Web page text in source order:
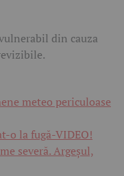
din cauza
meteo periculoase
o la fugă-VIDEO!
severă. Argeșul,